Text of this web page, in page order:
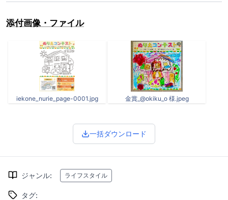
添付画像・ファイル
iekone_nurie_page-0001.jpg 金賞_@okiku_o 様.jpeg
一括ダウンロード
ジャンル: ライフスタイル
タグ: